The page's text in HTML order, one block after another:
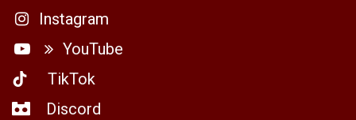
Instagram
YouTube
TikTok
Discord